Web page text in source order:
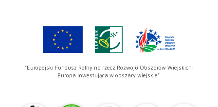
"Europejski Fundusz Rolny na rzecz Rozwoju Obszarów Wiejskich:
Europa inwestująca w obszary wiejskie".